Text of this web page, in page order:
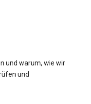
und warum, wie wir
und